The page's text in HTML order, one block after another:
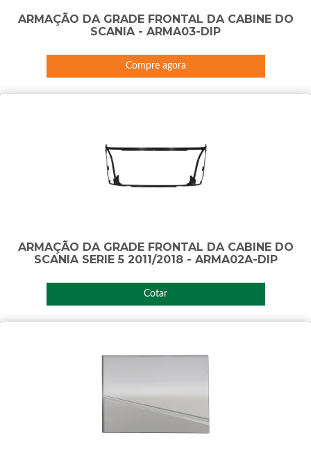
ARMAÇÃO DA GRADE FRONTAL DA CABINE DO
SCANIA - ARMA03-DIP
Compre agora
ARMAÇÃO DA GRADE FRONTAL DA CABINE DO
SCANIA SERIE 5 2011/2018 - ARMA02A-DIP
Cotar